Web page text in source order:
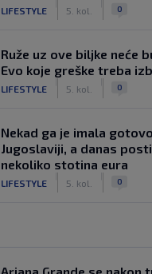
LIFESTYLE 5. kol. 0
Ruže uz ove biljke neće
Evo koje greške treba
LIFESTYLE 5. kol. 0
Nekad ga je imala
Jugoslaviji, a danas
nekoliko stotina eura
LIFESTYLE 5. kol. 0